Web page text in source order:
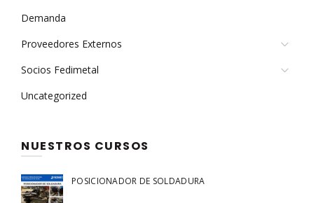
Demanda
Proveedores Externos
Socios Fedimetal
Uncategorized
NUESTROS CURSOS
POSICIONADOR DE SOLDADURA